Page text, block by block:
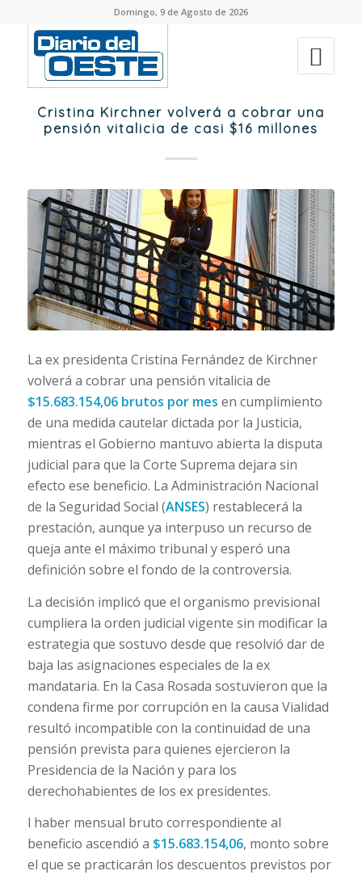
Domingo, 9 de Agosto de 2026
Cristina Kirchner volverá a cobrar una
pensión vitalicia de casi $16 millones
La ex presidenta Cristina Fernández de Kirchner
volverá a cobrar una pensión vitalicia de
$15.683.154,06 brutos por mes en cumplimiento
de una medida cautelar dictada por la Justicia,
mientras el Gobierno mantuvo abierta la disputa
judicial para que la Corte Suprema dejara sin
efecto ese beneficio. La Administración Nacional
de la Seguridad Social (ANSES) restablecerá la
prestación, aunque ya interpuso un recurso de
queja ante el máximo tribunal y esperó una
definición sobre el fondo de la controversia.
La decisión implicó que el organismo previsional
cumpliera la orden judicial vigente sin modificar la
estrategia que sostuvo desde que resolvió dar de
baja las asignaciones especiales de la ex
mandataria. En la Casa Rosada sostuvieron que la
condena firme por corrupción en la causa Vialidad
resultó incompatible con la continuidad de una
pensión prevista para quienes ejercieron la
Presidencia de la Nación y para los
derechohabientes de los ex presidentes.
l haber mensual bruto correspondiente al
beneficio ascendió a $15.683.154,06, monto sobre
el que se practicarán los descuentos previstos por